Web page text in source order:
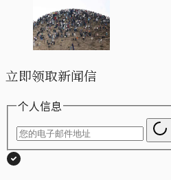
立即领取新闻信
个人信息